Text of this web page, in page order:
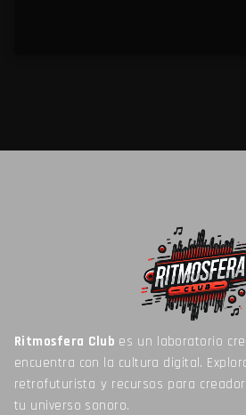
Ritmosfera Club es un laboratorio
encuentra con la cultura digital.
retrofuturista y recursos para
tu universo sonoro.